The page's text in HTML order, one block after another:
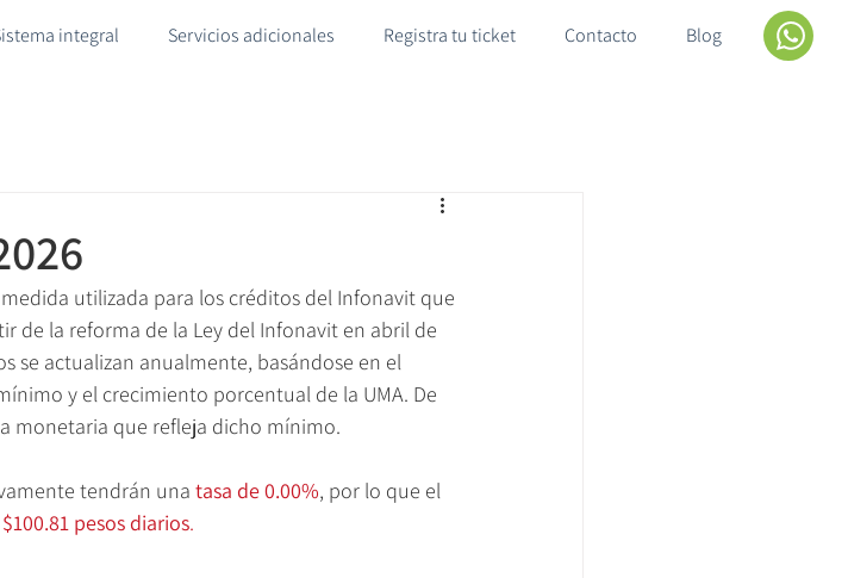
integral Servicios adicionales Registra tu ticket Contacto Blog
utilizada para los créditos del Infonavit que
de la reforma de la Ley del Infonavit en abril de
se actualizan anualmente, basándose en el
y el crecimiento porcentual de la UMA. De
monetaria que refleja dicho mínimo.
tendrán una tasa de 0.00%, por lo que el
$100.81 pesos diarios.